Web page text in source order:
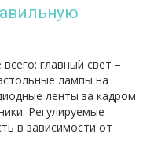
главный свет –
лампы на
ленты за кадром
Регулируемые
в зависимости от